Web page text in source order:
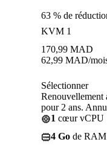
63 % de
KVM 1
170,99 MAD
62,99 MAD/
Sélectionner
pour 2 ans.
1 cœur vCPU
4 Go de RAM